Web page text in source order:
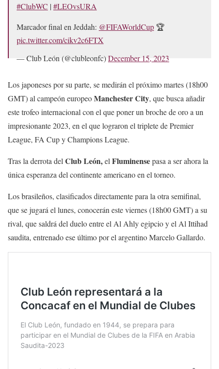
#ClubWC | #LEOvsURA
Marcador final en Jeddah: @FIFAWorldCup 🏆
pic.twitter.com/cikv2c6FTX
— Club León (@clubleonfc)December 15, 2023
Los japoneses por su parte, se medirán el próximo martes (18h00
GMT) al campeón europeoManchester City, que busca añadir
este trofeo internacional con el que poner un broche de oro a un
impresionante 2023, en el que lograron el triplete de Premier
League, FA Cup y Champions League.
Tras la derrota del Club León,el Fluminensepasa a ser ahora la
única esperanza del continente americano en el torneo.
Los brasileños, clasificados directamente para la otra semifinal,
que se jugará el lunes, conocerán este viernes (18h00 GMT) a su
rival, que saldrá del duelo entre el Al Ahly egipcio y el Al Ittihad
saudita, entrenado ese último por el argentino Marcelo Gallardo.